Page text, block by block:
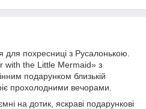
для похресниці з Русалонькою.
with the Little Mermaid» з
подарунком близькій
прохолодними вечорами.
на дотик, яскраві подарункові